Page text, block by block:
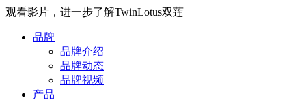
观看影片，进一步了解TwinLotus双莲
品牌
品牌介绍
品牌动态
品牌视频
产品